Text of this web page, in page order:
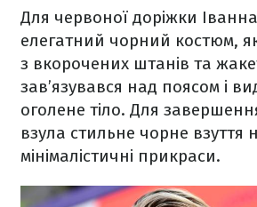
Для червоної доріжки
елегатний чорний костюм,
з вкорочених штанів та
зав’язувався над поясом і
оголене тіло. Для
взула стильне чорне взуття
мінімалістичні прикраси.